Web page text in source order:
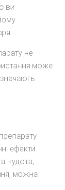
ви
не
може
ефекти.
нудота,
можна